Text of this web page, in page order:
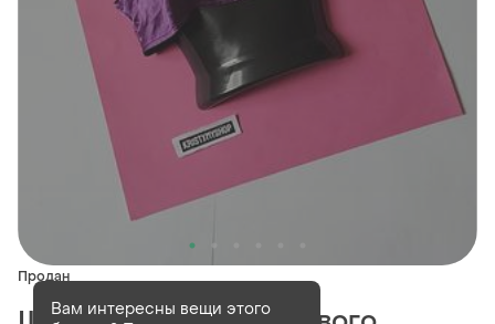
Продан
Вам интересны вещи этого